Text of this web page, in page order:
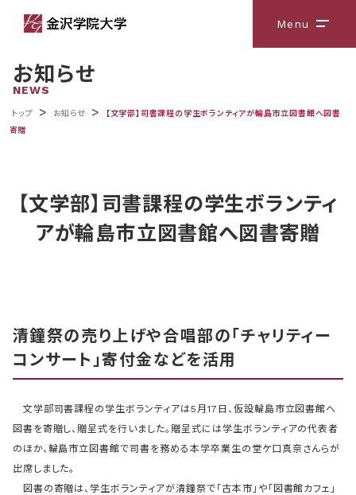
Menu メニ
お知らせ
NEWS
トップ > お知らせ >
【文学部】司書課程の学生ボランティアが輪島市立図書館へ図書
寄贈
【文学部】司書課程の学生ボランティ
アが輪島市立図書館へ図書寄贈
清鐘祭の売り上げや合唱部の「チャリティー
コンサート」寄付金などを活用
文学部司書課程の学生ボランティアは5月17日、仮設輪島市立図書館へ
図書を寄贈し、贈呈式を行いました。贈呈式には学生ボランティアの代表者
のほか、輪島市立図書館で司書を務める本学卒業生の堂ケ口真奈さんらが
出席しました。
図書の寄贈は、学生ボランティアが清鐘祭で「古本市」や「図書館カフェ」